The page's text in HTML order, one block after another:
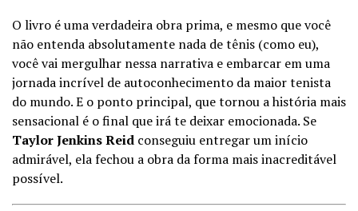
O livro é uma verdadeira obra prima, e mesmo que você
não entenda absolutamente nada de tênis (como eu),
você vai mergulhar nessa narrativa e embarcar em uma
jornada incrível de autoconhecimento da maior tenista
do mundo. E o ponto principal, que tornou a história mais
sensacional é o final que irá te deixar emocionada. Se
Taylor Jenkins Reid conseguiu entregar um início
admirável, ela fechou a obra da forma mais inacreditável
possível.